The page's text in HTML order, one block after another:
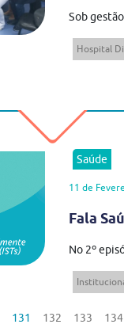
Sob
Hospital
Saúde
11 de
Fala
No 2º
131 132 133 134